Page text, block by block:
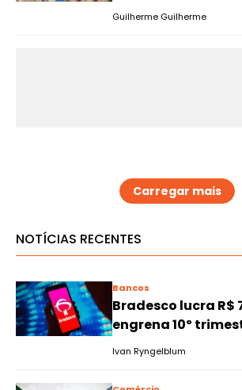
Guilherme Guilherme
Carregar mais
NOTÍCIAS RECENTES
Bancos
Bradesco lucra R$
engrena 10º
Ivan Ryngelblum